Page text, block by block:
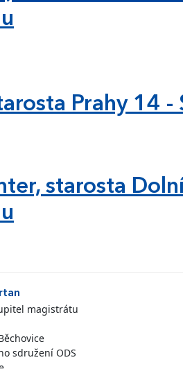
Prahy 14 -
starosta
magistrátu
sdružení ODS